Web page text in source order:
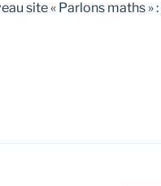
site « Parlons maths » :